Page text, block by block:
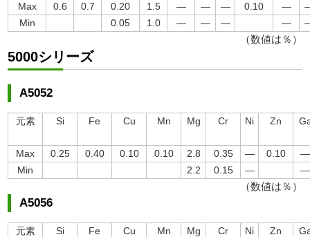
Max 0.6 0.7 0.20 1.5 ― ― ― 0.10 ―
Min
0.05 1.0 ― ― ― ―
（数値は％）
5000シリーズ
A5052
元素 Si Fe Cu Mn Mg Cr Ni Zn
Max 0.25 0.40 0.10 0.10 2.8 0.35 ― 0.10
―
Min
2.2 0.15 ― ―
（数値は％）
A5056
元素 Si Fe Cu Mn Mg Cr Ni Zn